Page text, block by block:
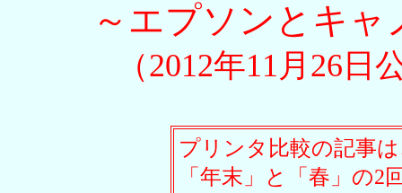
～エプソンとキ
（2012年11月26
プリンタ比較の記事
「年末」と「春」の